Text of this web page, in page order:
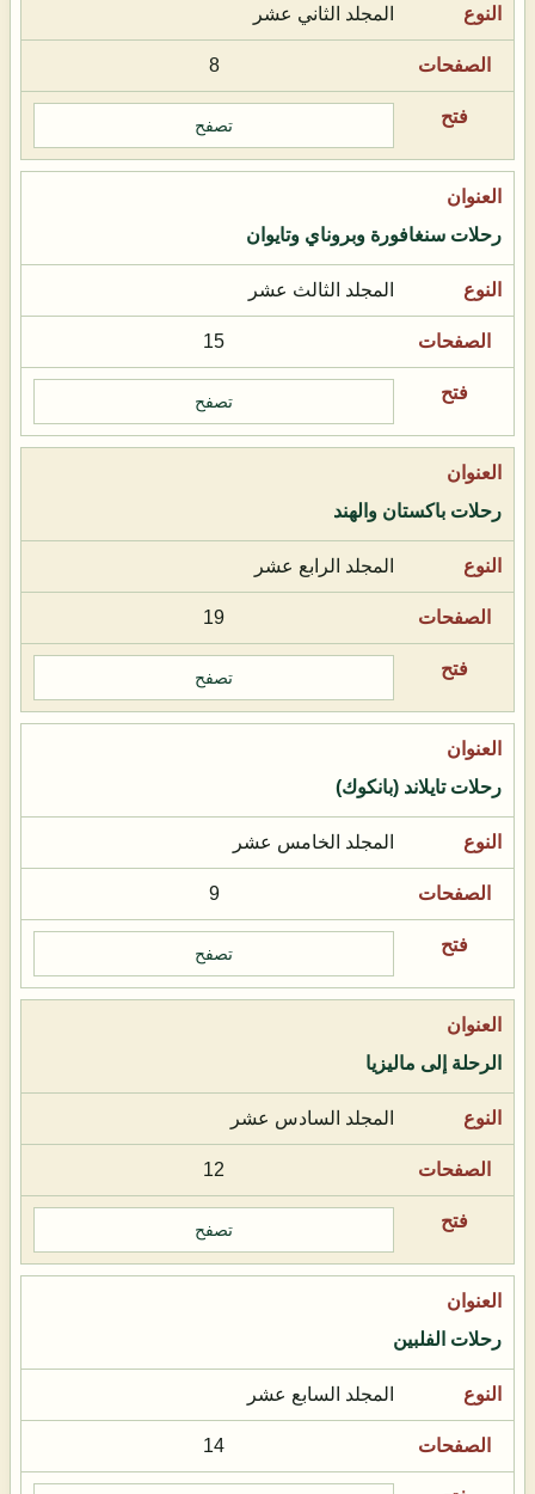
المجلد الثاني عشر
8
تصفح
رحلات سنغافورة وبروناي وتايوان
المجلد الثالث عشر
15
تصفح
رحلات باكستان والهند
المجلد الرابع عشر
19
تصفح
رحلات تايلاند (بانكوك)
المجلد الخامس عشر
9
تصفح
الرحلة إلى ماليزيا
المجلد السادس عشر
12
تصفح
رحلات الفلبين
المجلد السابع عشر
14